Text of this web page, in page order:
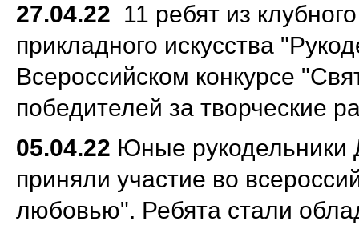
27.04.22 11 ребят из
прикладного искусства
Всероссийском конкурсе
победителей за творческие
05.04.22 Юные рукодельники
приняли участие во
любовью". Ребята стали